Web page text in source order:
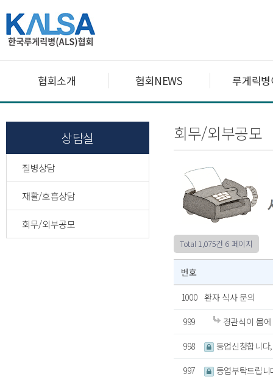
협회소개 협회NEWS 루게릭
상담실
질병상담
재활/호흡상담
회무/외부공모
회무/외부공모
Total 1,075건 6 페이지
번호
1000 환자 식사 문의
999
경관식이 몸
998
등업신청합니다
997
등업부탁드립니